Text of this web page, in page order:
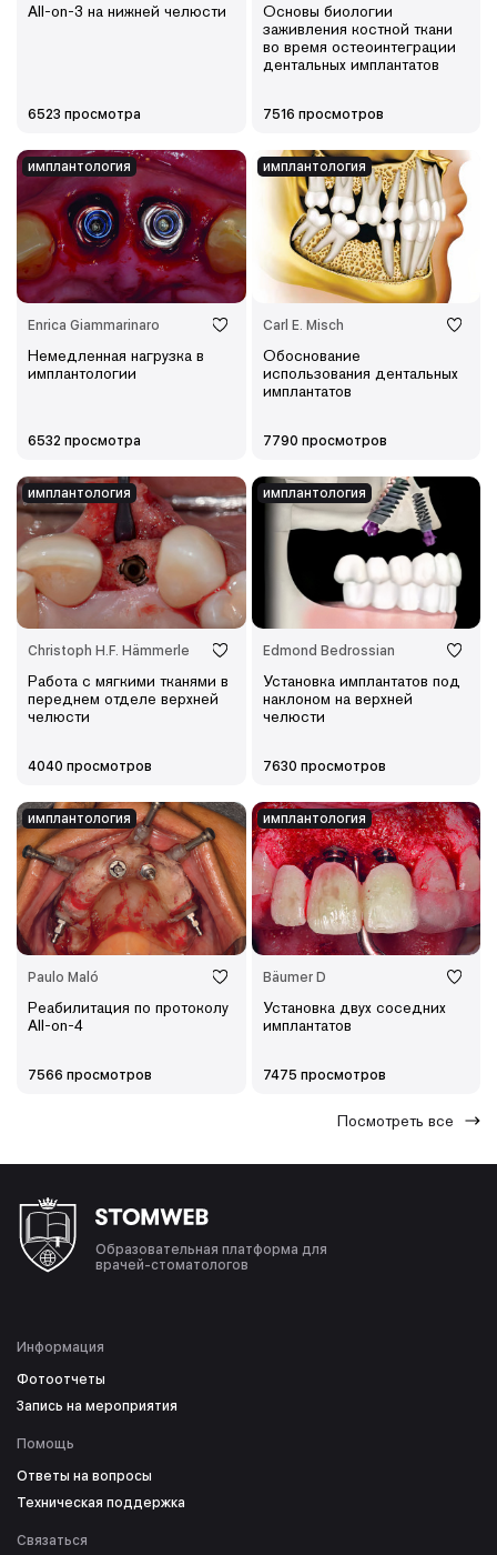
All-on-3 на нижней челюсти
6523 просмотра
Основы биологии
заживления костной ткани
во время остеоинтеграции
дентальных имплантатов
7516 просмотров
имплантология
Enrica Giammarinaro
Немедленная нагрузка в
имплантологии
6532 просмотра
имплантология
Carl E. Misch
Обоснование
использования дентальных
имплантатов
7790 просмотров
имплантология
Christoph H.F. Hämmerle
Работа с мягкими тканями в
переднем отделе верхней
челюсти
4040 просмотров
имплантология
Edmond Bedrossian
Установка имплантатов под
наклоном на верхней
челюсти
7630 просмотров
имплантология
Paulo Maló
Реабилитация по протоколу
All-on-4
7566 просмотров
имплантология
Bäumer D
Установка двух соседних
имплантатов
7475 просмотров
Посмотреть все
Образовательная платформа для
врачей-стоматологов
Информация
Фотоотчеты
Запись на мероприятия
Помощь
Ответы на вопросы
Техническая поддержка
Связаться